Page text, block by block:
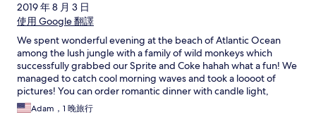
2019 年 8 月 3 日
使用 Google 翻譯
We spent wonderful evening at the beach of Atlantic Ocean
among the lush jungle with a family of wild monkeys which
successfully grabbed our Sprite and Coke hahah what a fun! We
managed to catch cool morning waves and took a loooot of
pictures! You can order romantic dinner with candle light,
campfire, flower petal decoration for your bed, guys also
provide complimentary fruit platter and a couple of bottled
Adam，1 晚旅行